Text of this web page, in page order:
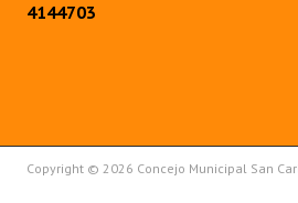
4144703
Copyright © 2026 Concejo Municipal San